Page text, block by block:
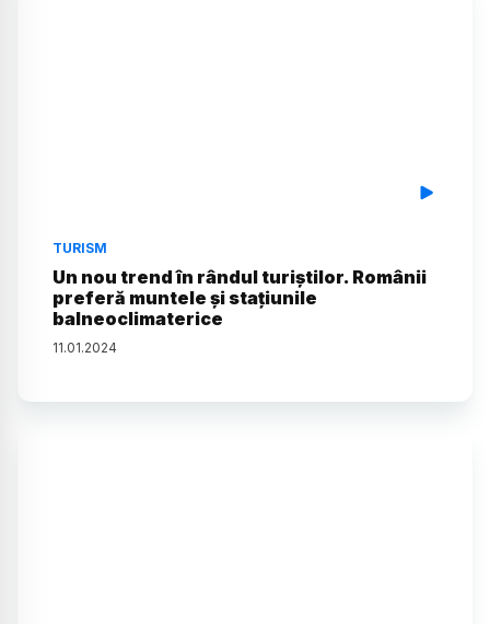
TURISM
Un nou trend în rândul turiștilor. Românii
preferă muntele și stațiunile
balneoclimaterice
11.01.2024